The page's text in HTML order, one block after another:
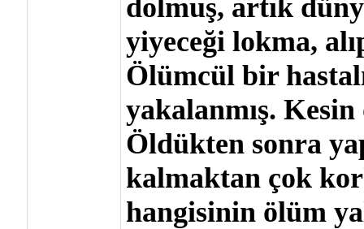
dolmuş, artık
yiyeceği lokma,
Ölümcül bir
yakalanmış.
Öldükten sonra
kalmaktan çok
hangisinin ölüm